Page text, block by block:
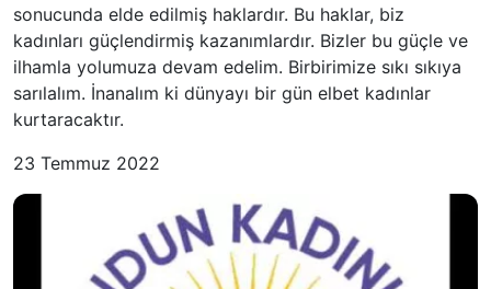
sonucunda elde edilmiş haklardır. Bu haklar, biz
kadınları güçlendirmiş kazanımlardır. Bizler bu güçle ve
ilhamla yolumuza devam edelim. Birbirimize sıkı sıkıya
sarılalım. İnanalım ki dünyayı bir gün elbet kadınlar
kurtaracaktır.
23 Temmuz 2022